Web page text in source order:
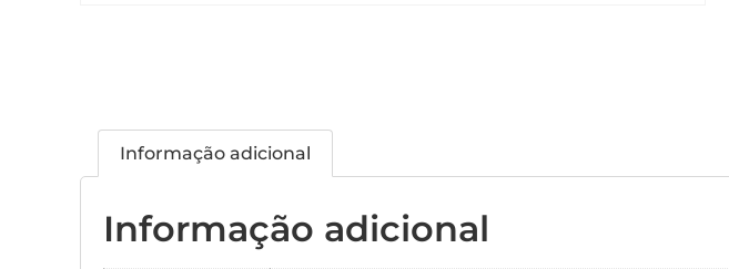
Informação adicional
Informação adicional